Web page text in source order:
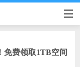
免费领取1TB空间